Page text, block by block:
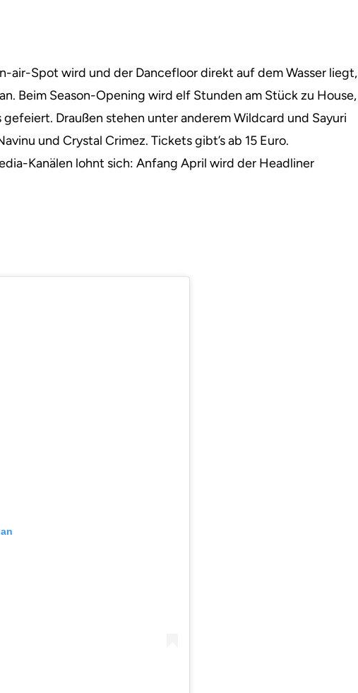
air-Spot wird und der Dancefloor direkt auf dem Wasser liegt,
Beim Season-Opening wird elf Stunden am Stück zu House,
Draußen stehen unter anderem Wildcard und Sayuri
und Crystal Crimez. Tickets gibt’s ab 15 Euro.
Kanälen lohnt sich: Anfang April wird der Headliner